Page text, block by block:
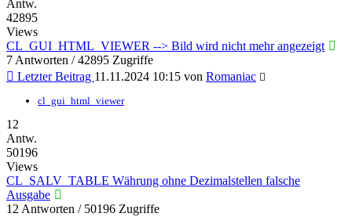
Antw.
42895
Views
CL_GUI_HTML_VIEWER --> Bild wird nicht mehr angezeigt
7 Antworten / 42895 Zugriffe
Letzter Beitrag 11.11.2024 10:15 von Romaniac
cl_gui_html_viewer
12
Antw.
50196
Views
CL_SALV_TABLE Währung ohne Dezimalstellen falsche
Ausgabe
12 Antworten / 50196 Zugriffe